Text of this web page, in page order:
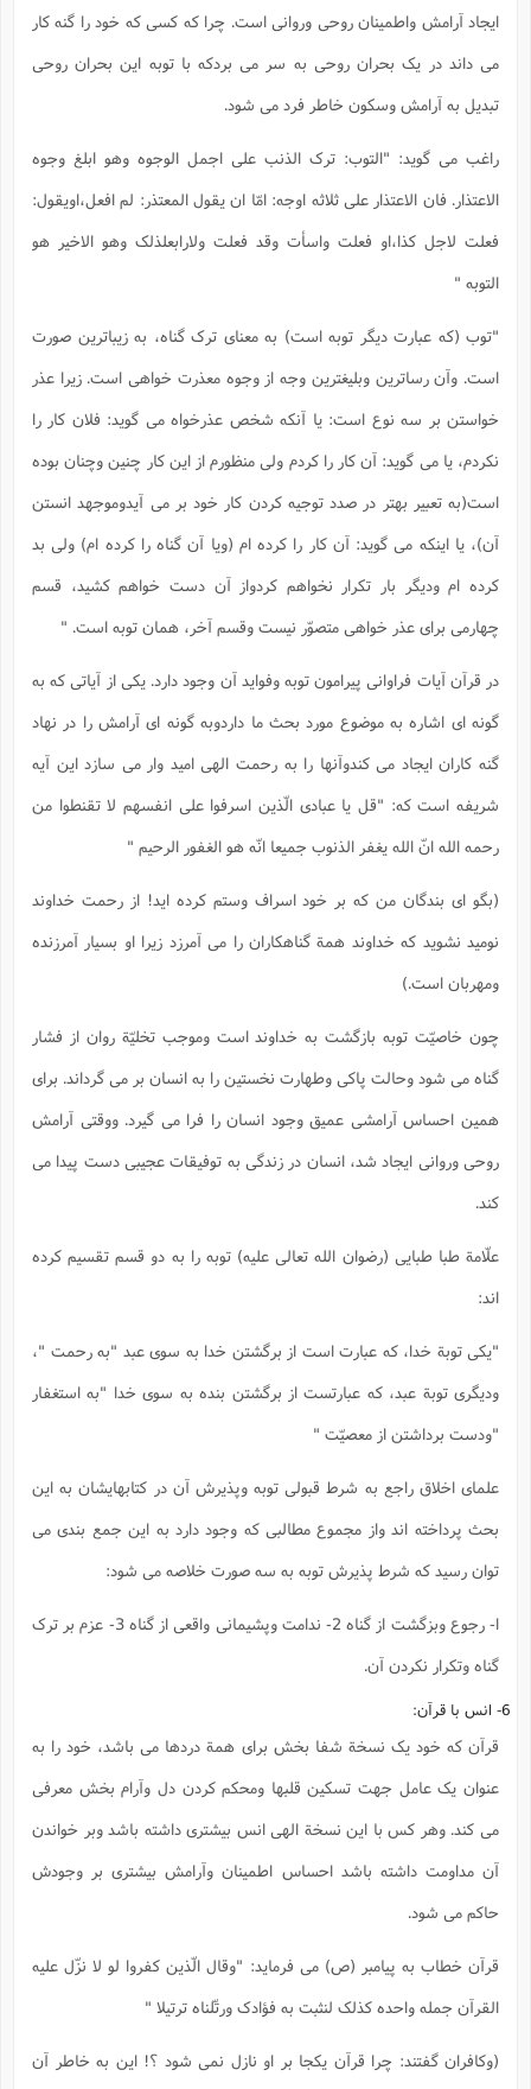
ایجاد آرامش واطمینان روحی وروانی است. چرا که کسی که خود را گنه کار
می داند در یک بحران روحی به سر می بردکه با توبه این بحران روحی
تبدیل به آرامش وسکون خاطر فرد می شود.
راغب می گوید: "التوب: ترک الذنب علی اجمل الوجوه وهو ابلغ وجوه
الاعتذار. فان الاعتذار علی ثلاثه اوجه: امّا ان یقول المعتذر: لم افعل،اویقول:
فعلت لاجل کذا،او فعلت واسأت وقد فعلت ولارابعلذلک وهو الاخیر هو
التوبه "
"توب (که عبارت دیگر توبه است) به معنای ترک گناه، به زیباترین صورت
است. وآن رساترین وبلیغترین وجه از وجوه معذرت خواهی است. زیرا عذر
خواستن بر سه نوع است: یا آنکه شخص عذرخواه می گوید: فلان کار را
نکردم، یا می گوید: آن کار را کردم ولی منظورم از این کار چنین وچنان بوده
است(به تعبیر بهتر در صدد توجیه کردن کار خود بر می آیدوموجهد انستن
آن)، یا اینکه می گوید: آن کار را کرده ام (ویا آن گناه را کرده ام) ولی بد
کرده ام ودیگر بار تکرار نخواهم کردواز آن دست خواهم کشید، قسم
چهارمی برای عذر خواهی متصوّر نیست وقسم آخر، همان توبه است. "
در قرآن آیات فراوانی پیرامون توبه وفواید آن وجود دارد. یکی از آیاتی که به
گونه ای اشاره به موضوع مورد بحث ما داردوبه گونه ای آرامش را در نهاد
گنه کاران ایجاد می کندوآنها را به رحمت الهی امید وار می سازد این آیه
شریفه است که: "قل یا عبادی الّذین اسرفوا علی انفسهم لا تقنطوا من
رحمه الله انّ الله یغفر الذنوب جمیعا انّه هو الغفور الرحیم "
(بگو ای بندگان من که بر خود اسراف وستم کرده اید! از رحمت خداوند
نومید نشوید که خداوند همة گناهکاران را می آمرزد زیرا او بسیار آمرزنده
ومهربان است.)
چون خاصیّت توبه بازگشت به خداوند است وموجب تخلیّة روان از فشار
گناه می شود وحالت پاکی وطهارت نخستین را به انسان بر می گرداند. برای
همین احساس آرامشی عمیق وجود انسان را فرا می گیرد. ووقتی آرامش
روحی وروانی ایجاد شد، انسان در زندگی به توفیقات عجیبی دست پیدا می
کند.
علّامة طبا طبایی (رضوان الله تعالی علیه) توبه را به دو قسم تقسیم کرده
اند:
"یکی توبة خدا، که عبارت است از برگشتن خدا به سوی عبد "به رحمت "،
ودیگری توبة عبد، که عبارتست از برگشتن بنده به سوی خدا "به استغفار
"ودست برداشتن از معصیّت "
علمای اخلاق راجع به شرط قبولی توبه وپذیرش آن در کتابهایشان به این
بحث پرداخته اند واز مجموع مطالبی که وجود دارد به این جمع بندی می
توان رسید که شرط پذیرش توبه به سه صورت خلاصه می شود:
ا- رجوع وبزگشت از گناه 2- ندامت وپشیمانی واقعی از گناه 3- عزم بر ترک
گناه وتکرار نکردن آن.
6- انس با قرآن:
قرآن که خود یک نسخة شفا بخش برای همة دردها می باشد، خود را به
عنوان یک عامل جهت تسکین قلبها ومحکم کردن دل وآرام بخش معرفی
می کند. وهر کس با این نسخة الهی انس بیشتری داشته باشد وبر خواندن
آن مداومت داشته باشد احساس اطمینان وآرامش بیشتری بر وجودش
حاکم می شود.
قرآن خطاب به پیامبر (ص) می فرماید: "وقال الّذین کفروا لو لا نزّل علیه
القرآن جمله واحده کذلک لنثبت به فؤادک ورتّلناه ترتیلا "
(وکافران گفتند: چرا قرآن یکجا بر او نازل نمی شود ؟! این به خاطر آن